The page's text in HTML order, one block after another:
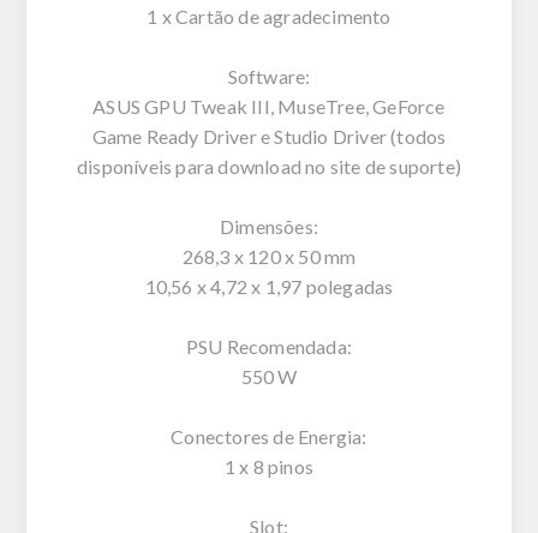
1 x Cartão de agradecimento
Software:
ASUS GPU Tweak III, MuseTree, GeForce
Game Ready Driver e Studio Driver (todos
disponíveis para download no site de suporte)
Dimensões:
268,3 x 120 x 50 mm
10,56 x 4,72 x 1,97 polegadas
PSU Recomendada:
550 W
Conectores de Energia:
1 x 8 pinos
Slot: